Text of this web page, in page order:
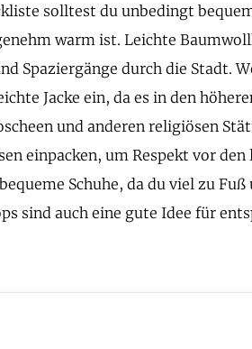
solltest du unbedingt
warm ist. Leichte
Spaziergänge durch die Stadt.
Jacke ein, da es in den
und anderen religiösen
einpacken, um Respekt vor
Schuhe, da du viel zu
sind auch eine gute Idee für